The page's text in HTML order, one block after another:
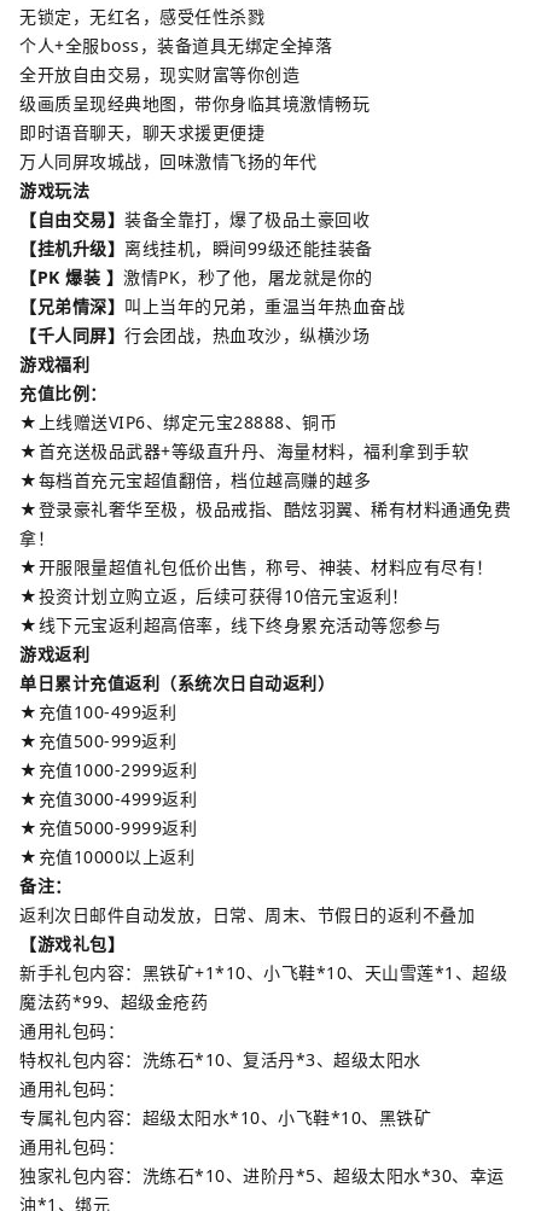
无锁定，无红名，感受任性杀戮
个人+全服boss，装备道具无绑定全掉落
全开放自由交易，现实财富等你创造
级画质呈现经典地图，带你身临其境激情畅玩
即时语音聊天，聊天求援更便捷
万人同屏攻城战，回味激情飞扬的年代
游戏玩法
【自由交易】 装备全靠打，爆了极品土豪回收
【挂机升级】 离线挂机，瞬间99级还能挂装备
【PK 爆装 】 激情PK，秒了他，屠龙就是你的
【兄弟情深】 叫上当年的兄弟，重温当年热血奋战
【千人同屏】 行会团战，热血攻沙，纵横沙场
游戏福利
充值比例：
★上线赠送VIP6、绑定元宝28888、铜币
★首充送极品武器+等级直升丹、海量材料，福利拿到手软
★每档首充元宝超值翻倍，档位越高赚的越多
★登录豪礼奢华至极，极品戒指、酷炫羽翼、稀有材料通通免费
拿！
★开服限量超值礼包低价出售，称号、神装、材料应有尽有！
★投资计划立购立返，后续可获得10倍元宝返利！
★线下元宝返利超高倍率，线下终身累充活动等您参与
游戏返利
单日累计充值返利（系统次日自动返利）
★充值100-499返利
★充值500-999返利
★充值1000-2999返利
★充值3000-4999返利
★充值5000-9999返利
★充值10000以上返利
备注：
返利次日邮件自动发放，日常、周末、节假日的返利不叠加
【游戏礼包】
新手礼包内容：黑铁矿+1*10、小飞鞋*10、天山雪莲*1、超级
魔法药*99、超级金疮药
通用礼包码：
特权礼包内容：洗练石*10、复活丹*3、超级太阳水
通用礼包码：
专属礼包内容：超级太阳水*10、小飞鞋*10、黑铁矿
通用礼包码：
独家礼包内容：洗练石*10、进阶丹*5、超级太阳水*30、幸运
油*1、绑元